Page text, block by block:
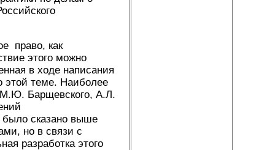
право, как
этого можно
в ходе написания
этой теме. Наиболее
М.Ю. Барщевского, А.Л.
было сказано выше
но в связи с
разработка этого